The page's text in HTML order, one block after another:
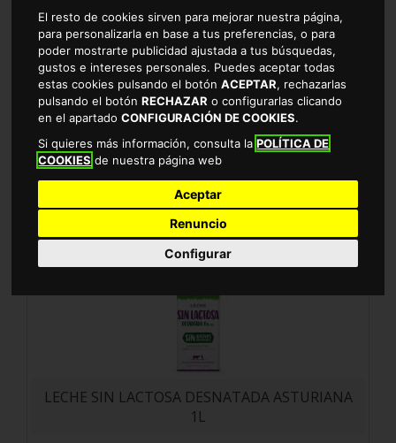
El resto de cookies sirven para mejorar nuestra página,
para personalizarla en base a tus preferencias, o para
poder mostrarte publicidad ajustada a tus búsquedas,
gustos e intereses personales. Puedes aceptar todas
estas cookies pulsando el botónACEPTAR, rechazarlas
pulsando el botónRECHAZAR o configurarlas clicando
en el apartadoCONFIGURACIÓN DE COOKIES.
Si quieres más información, consulta laPOLÍTICA DE
COOKIES de nuestra página web
Aceptar
Renuncio
Configurar
0.92 €
EL LITRO SALE A 0.92€
Comprar
LECHE SIN LACTOSA DESNATADA ASTURIANA
1L